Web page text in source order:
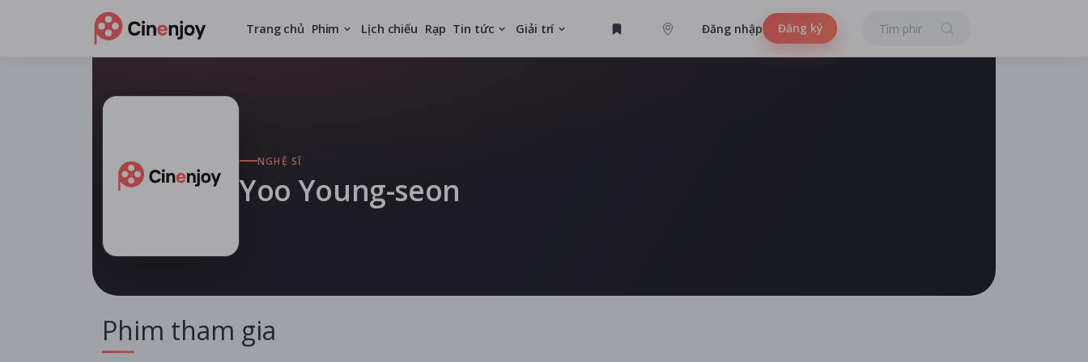
Trang chủ Phim Lịch chiếu Rạp Tin tức Giải trí Đăng nhập Đăng ký
NGHỆ SĨ
Yoo Young-seon
Phim tham gia